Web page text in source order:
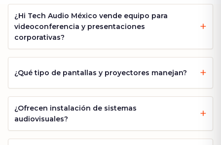
¿Hi Tech Audio México vende equipo para
videoconferencia y presentaciones
corporativas?
¿Qué tipo de pantallas y proyectores manejan?
¿Ofrecen instalación de sistemas
audiovisuales?